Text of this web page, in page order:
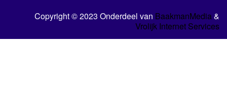
Copyright © 2023 Onderdeel van BaakmanMedia&
Vrolijk Internet Services